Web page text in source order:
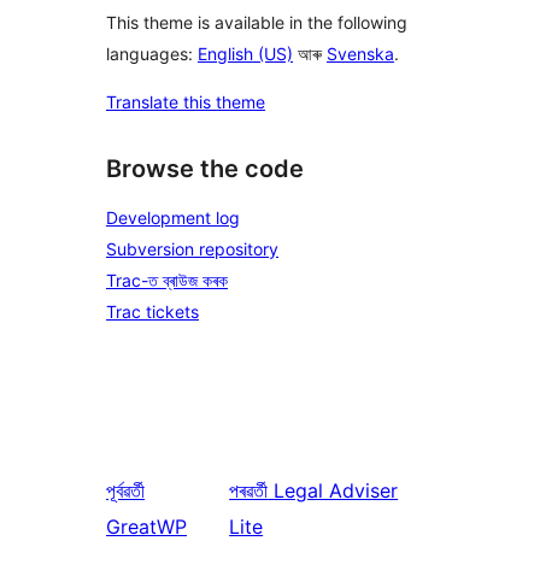
This theme is available in the following
languages: English (US) আৰু Svenska.
Translate this theme
Browse the code
Development log
Subversion repository
Trac-ত ব্ৰাউজ কৰক
Trac tickets
পূৰ্বৱৰ্তী
GreatWP
পৰৱৰ্তী Legal Adviser
Lite